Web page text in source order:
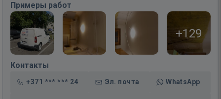
Примеры работ
+129
Контакты
+371 *** *** 24 Эл. почта WhatsApp